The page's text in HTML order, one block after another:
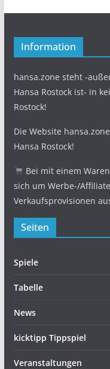
Information
hansa.zone steht -
Hansa Rostock ist- in
Rostock!
Die Website
Hansa Rostock!
Bei mit einem
sich um Werbe-/
Verkaufsprovisionen
Seiten
Spiele
Tabelle
News
kicktipp Tippspiel
Veranstaltungen